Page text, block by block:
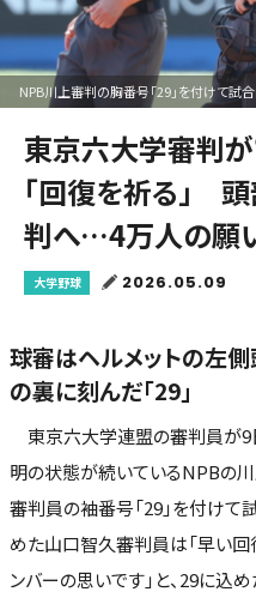
NPB川上審判の胸番号「29」を付けて試
東京六大学審判
「回復を祈る」
判へ…4万人の願
大学野球 2026.05.09
球審はヘルメットの左
の裏に刻んだ「29」
東京六大学連盟の審判員が9
明の状態が続いているNPBの
審判員の袖番号「29」を付けて
めた山口智久審判員は「早い回
ンバーの思いです」と、29に込